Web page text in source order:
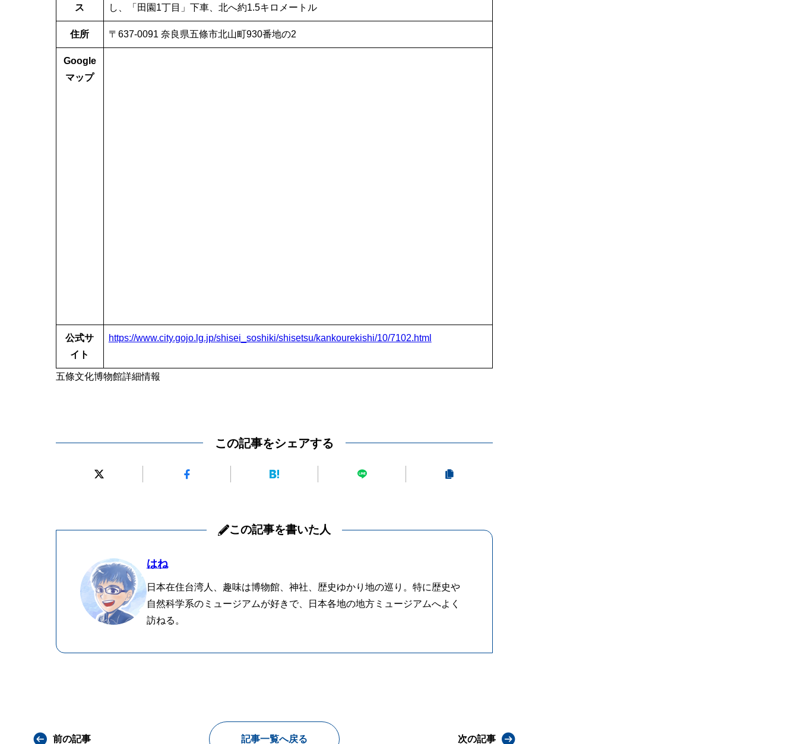
ス
し、「田園1丁目」下車、北へ約1.5キロメートル
住所 〒637-0091 奈良県五條市北山町930番地の2
Google
マップ
公式サ
イト
https://www.city.gojo.lg.jp/shisei_soshiki/shisetsu/kankourekishi/10/7102.html
五條文化博物館詳細情報
この記事をシェアする
この記事を書いた人
はね
日本在住台湾人、趣味は博物館、神社、歴史ゆかり地の巡り。特に歴史や
自然科学系のミュージアムが好きで、日本各地の地方ミュージアムへよく
訪ねる。
前の記事 記事一覧へ戻る 次の記事